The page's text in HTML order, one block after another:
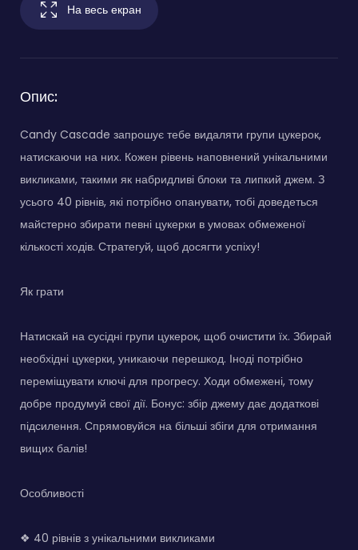
На весь екран
Опис:
Candy Cascade запрошує тебе видаляти групи цукерок,
натискаючи на них. Кожен рівень наповнений унікальними
викликами, такими як набридливі блоки та липкий джем. З
усього 40 рівнів, які потрібно опанувати, тобі доведеться
майстерно збирати певні цукерки в умовах обмеженої
кількості ходів. Стратегуй, щоб досягти успіху!
Як грати
Натискай на сусідні групи цукерок, щоб очистити їх. Збирай
необхідні цукерки, уникаючи перешкод. Іноді потрібно
переміщувати ключі для прогресу. Ходи обмежені, тому
добре продумуй свої дії. Бонус: збір джему дає додаткові
підсилення. Спрямовуйся на більші збіги для отримання
вищих балів!
Особливості
❖ 40 рівнів з унікальними викликами